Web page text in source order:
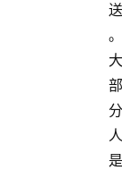
送
。
大
部
分
人
是